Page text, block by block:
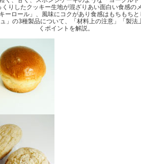
くりしたクッキー生地が混ざりあい面白い食感の
ーロール」、風味にコクがあり食感はもちもち
」の3種製品について、「材料上の注意」「製法
くポイントを解説。